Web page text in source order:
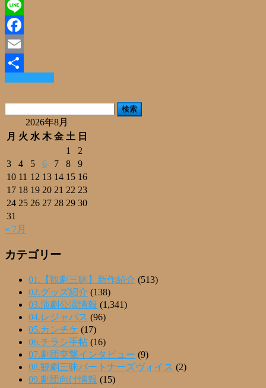
X
Line
Facebook
Email
共
有
2026年8月
月 火 水 木 金 土 日
1
2
3
4 5 6 7 8
9
10 11 12 13 14 15 16
17 18 19 20 21 22 23
24 25 26 27 28 29 30
31
« 7月
カテゴリー
01.【観劇三昧】新作紹介 (513)
02.グッズ紹介 (138)
03.演劇公演情報 (1,341)
04.レジャパス (96)
05.カンチケ (17)
06.チラシ手帖 (16)
07.劇団突撃インタビュー (9)
08.観劇三昧パートナーズヴォイス (2)
09.劇団向け情報 (15)